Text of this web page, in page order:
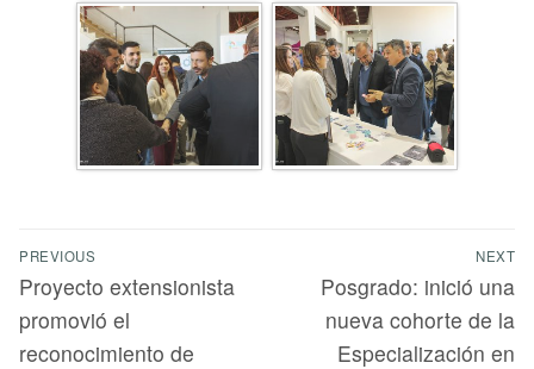
PREVIOUS
Proyecto extensionista
promovió el
reconocimiento de
NEXT
Posgrado: inició una
nueva cohorte de la
Especialización en